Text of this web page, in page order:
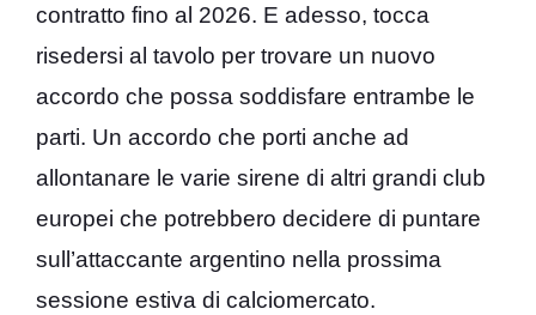
contratto fino al 2026. E adesso, tocca
risedersi al tavolo per trovare un nuovo
accordo che possa soddisfare entrambe le
parti. Un accordo che porti anche ad
allontanare le varie sirene di altri grandi club
europei che potrebbero decidere di puntare
sull’attaccante argentino nella prossima
sessione estiva di calciomercato.